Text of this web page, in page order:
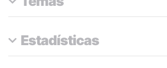
Estadísticas